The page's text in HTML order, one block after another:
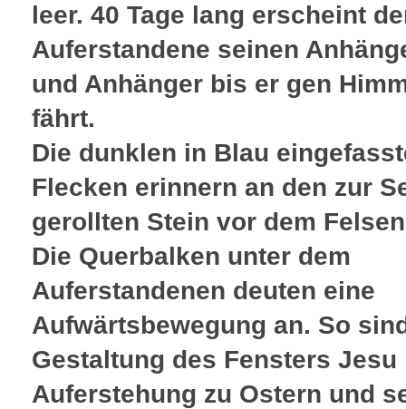
leer. 40 Tage lang erscheint
Auferstandene seinen
und Anhänger bis er gen
fährt.
Die dunklen in Blau
Flecken erinnern an den zur
gerollten Stein vor dem
Die Querbalken unter dem
Auferstandenen deuten eine
Aufwärtsbewegung an. So
Gestaltung des Fensters Jesu
Auferstehung zu Ostern und